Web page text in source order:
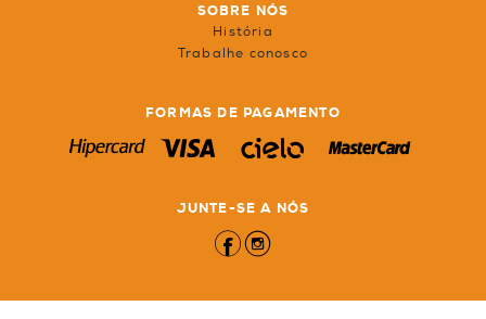
SOBRE NÓS
História
Trabalhe conosco
FORMAS DE PAGAMENTO
JUNTE-SE A NÓS